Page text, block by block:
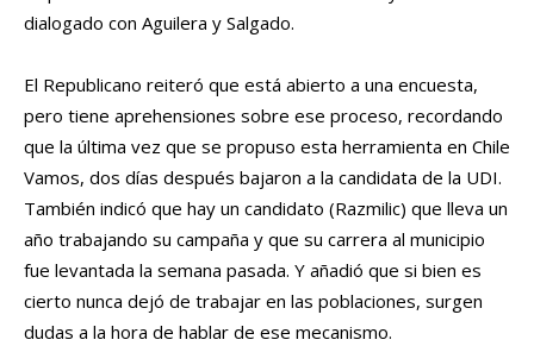
dialogado con Aguilera y Salgado.
El Republicano reiteró que está abierto a una encuesta,
pero tiene aprehensiones sobre ese proceso, recordando
que la última vez que se propuso esta herramienta en Chile
Vamos, dos días después bajaron a la candidata de la UDI.
También indicó que hay un candidato (Razmilic) que lleva un
año trabajando su campaña y que su carrera al municipio
fue levantada la semana pasada. Y añadió que si bien es
cierto nunca dejó de trabajar en las poblaciones, surgen
dudas a la hora de hablar de ese mecanismo.